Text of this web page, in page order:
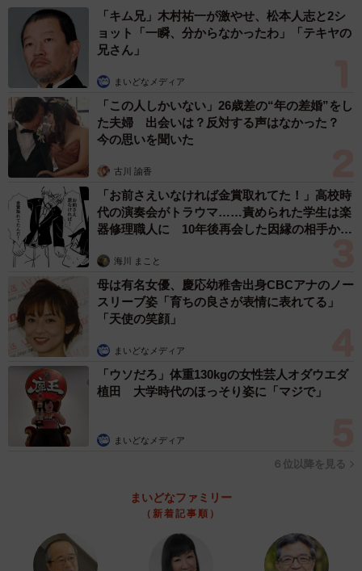
「キム兄」木村祐一が激やせ、松本人志と2シ
ョット「一瞬、分からなかったわ」「テキヤの
兄さん」
まいどなメディア
「この人しかいない」26歳差の“年の差婚”をし
た夫婦 出会いは？反対する声はなかった？
今の思いを聞いた
古川 諭香
「お前さえいなければ金賞取れてた！」高校時
代の演奏会がトラウマ……責められた学生は楽
器修理職人に 10年後再会した因縁の相手から
海川 まこと
母は有名女優、慶応幼稚舎出身CBCアナのノー
スリーブ姿「育ちの良さが表情に表れてる」
「天使の笑顔」
まいどなメディア
「ウソだろ」体重130kgの女性芸人オダウエダ
植田 大学時代のほっそり姿に「マジで」
まいどなメディア
６位以降を見る
まいどなファミリー
（新着記事順）